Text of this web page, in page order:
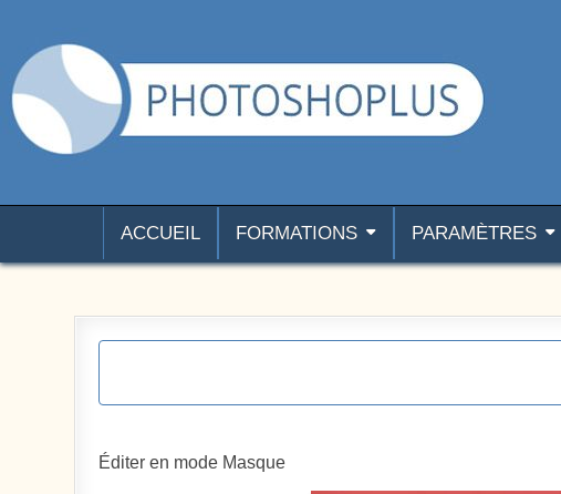
ACCUEIL FORMATIONS PARAMÈTRES
Éditer en mode Masque